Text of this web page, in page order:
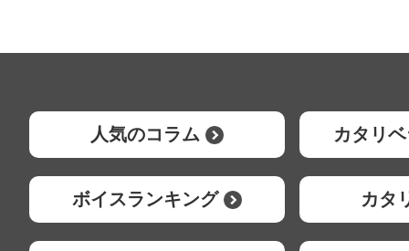
人気のコラム カタリ
ボイスランキング カタ